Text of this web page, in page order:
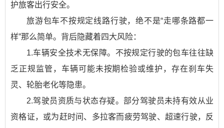
护旅客出行安全。
旅游包车不按规定线路行驶，绝不是“走哪条路都一
样”那么简单。背后隐藏着四大风险：
1.‌车辆安全技术无保障‌。不按规定行驶的包车往往缺
乏正规监管，车辆可能未按期检验或维护，存在刹车失
灵、轮胎老化等隐患‌‌。
2.‌驾驶员资质与状态存疑‌。部分驾驶员未持有效从业
资格证，或为赶时间、多拉客而疲劳驾驶、超速行驶，反